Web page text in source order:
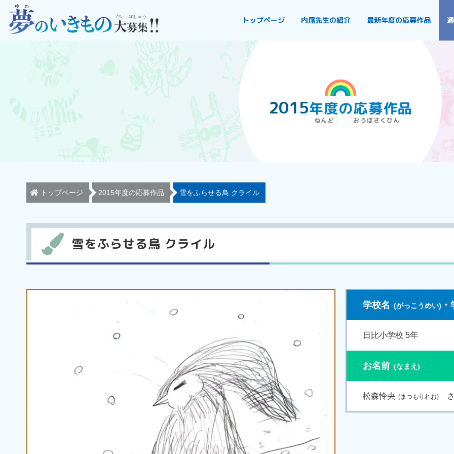
トップページ 内尾先生の紹介 最新年度の応募作品
2015年度の応募作品
トップページ 2015年度の応募作品 雪をふらせる鳥 クライル
雪をふらせる鳥 クライル
学校名 ・
日比小学校 5年
お名前
松森怜央